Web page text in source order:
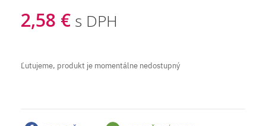
2,58 € s DPH
Ľutujeme, produkt je momentálne nedostupný